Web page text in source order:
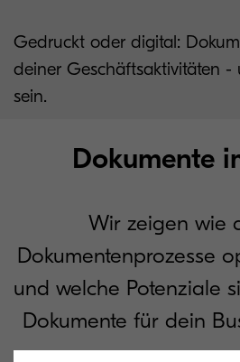
Gedruckt oder digital:
deiner Geschäftsaktivitäten -
sein.
Dokumente
Wir zeigen wie
Dokumentenprozesse
und welche Potenziale
Dokumente für dein